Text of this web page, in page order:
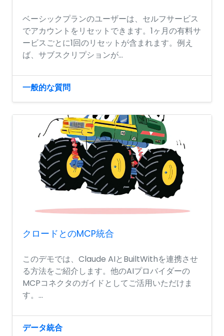
ベーシックプランのユーザーは、セルフサービス
でアカウントをリセットできます。1ヶ月の有料サ
ービスごとに1回のリセットが含まれます。例え
ば、サブスクリプションが...
一般的な質問
クロードとのMCP統合
このデモでは、Claude AIとBuiltWithを連携させ
る方法をご紹介します。他のAIプロバイダーの
MCPコネクタのガイドとしてご活用いただけま
す。...
データ統合